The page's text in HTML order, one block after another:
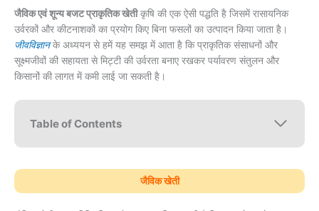
जैविक एवं शून्य बजट प्राकृतिक खेतीकृषि की एक ऐसी पद्धति है जिसमें रासायनिक
उर्वरकों और कीटनाशकों का प्रयोग किए बिना फसलों का उत्पादन किया जाता है।
जीवविज्ञानके अध्ययन से हमें यह समझ में आता है कि प्राकृतिक संसाधनों और
सूक्ष्मजीवों की सहायता से मिट्टी की उर्वरता बनाए रखकर पर्यावरण संतुलन और
किसानों की लागत में कमी लाई जा सकती है।
Table of Contents
जैविक खेती